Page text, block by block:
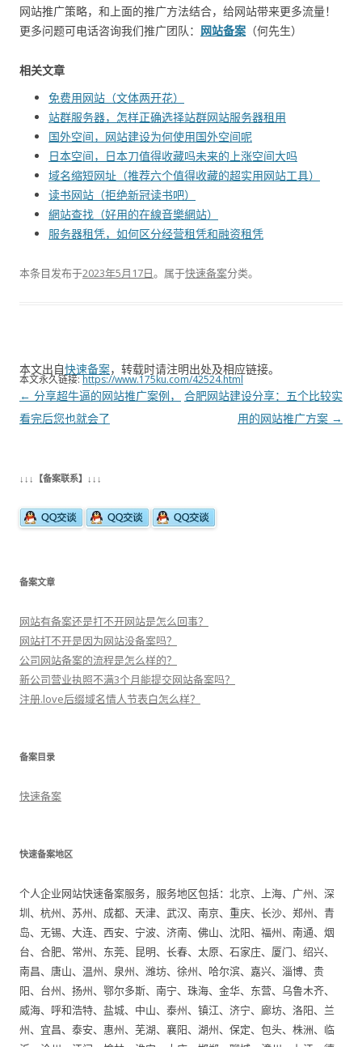
网站推广策略，和上面的推广方法结合，给网站带来更多流量！
更多问题可电话咨询我们推广团队： 网站备案 （何先生）
相关文章
免费用网站（文体两开花）
站群服务器，怎样正确选择站群网站服务器租用
国外空间，网站建设为何使用国外空间呢
日本空间，日本刀值得收藏吗未来的上涨空间大吗
域名缩短网址（推荐六个值得收藏的超实用网站工具）
读书网站（拒绝新冠读书吧）
網站查找（好用的在線音樂網站）
服务器租凭，如何区分经营租凭和融资租凭
本条目发布于2023年5月17日。属于快速备案分类。
本文出自快速备案，转载时请注明出处及相应链接。
本文永久链接:https://www.175ku.com/42524.html
文
章
← 分享超牛逼的网站推广案例，
看完后您也就会了
合肥网站建设分享：五个比较实
用的网站推广方案 →
↓↓↓【备案联系】↓↓↓
备案文章
网站有备案还是打不开网站是怎么回事？
网站打不开是因为网站没备案吗？
公司网站备案的流程是怎么样的？
新公司营业执照不满3个月能提交网站备案吗？
注册.love后缀域名情人节表白怎么样？
备案目录
快速备案
快速备案地区
个人企业网站快速备案服务，服务地区包括：北京、上海、广州、深
圳、杭州、苏州、成都、天津、武汉、南京、重庆、长沙、郑州、青
岛、无锡、大连、西安、宁波、济南、佛山、沈阳、福州、南通、烟
台、合肥、常州、东莞、昆明、长春、太原、石家庄、厦门、绍兴、
南昌、唐山、温州、泉州、潍坊、徐州、哈尔滨、嘉兴、淄博、贵
阳、台州、扬州、鄂尔多斯、南宁、珠海、金华、东营、乌鲁木齐、
威海、呼和浩特、盐城、中山、泰州、镇江、济宁、廊坊、洛阳、兰
州、宜昌、泰安、惠州、芜湖、襄阳、湖州、保定、包头、株洲、临